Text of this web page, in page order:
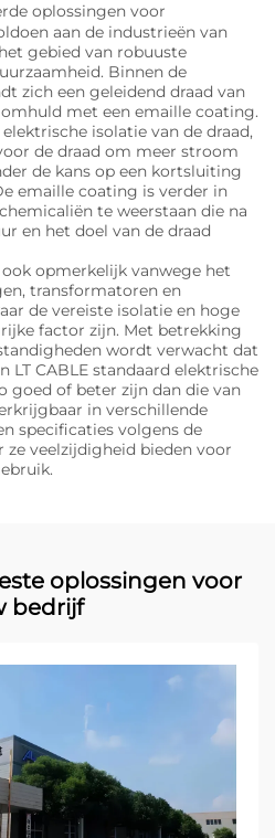
oplossingen voor
aan de industrieën van
gebied van robuuste
Binnen de
zich een geleidend draad van
met een emaille coating.
isolatie van de draad,
de draad om meer stroom
de kans op een kortsluiting
emaille coating is verder in
te weerstaan die na
en het doel van de draad
opmerkelijk vanwege het
transformatoren en
de vereiste isolatie en hoge
factor zijn. Met betrekking
wordt verwacht dat
LT CABLE standaard elektrische
goed of beter zijn dan die van
in verschillende
specificaties volgens de
veelzijdigheid bieden voor
oplossingen voor
bedrijf